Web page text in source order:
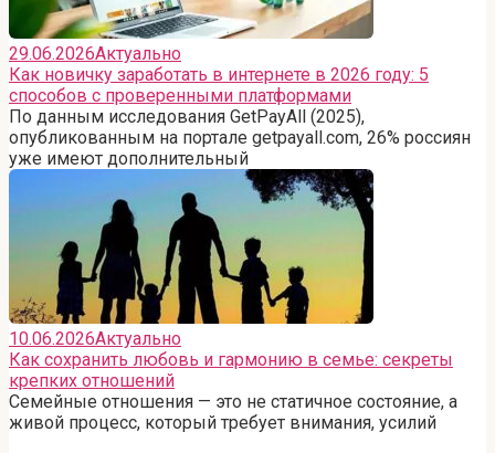
29.06.2026Актуально
Как новичку заработать в интернете в 2026 году: 5
способов с проверенными платформами
По данным исследования GetPayAll (2025),
опубликованным на портале getpayall.com, 26% россиян
уже имеют дополнительный
10.06.2026Актуально
Как сохранить любовь и гармонию в семье: секреты
крепких отношений
Семейные отношения — это не статичное состояние, а
живой процесс, который требует внимания, усилий